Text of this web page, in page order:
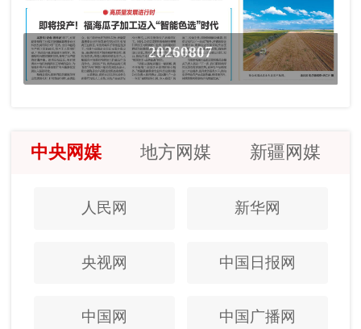
20260807
中央网媒 地方网媒 新疆网媒
人民网 新华网
央视网 中国日报网
中国网 中国广播网